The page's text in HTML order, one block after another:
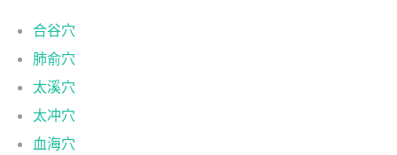
合谷穴
肺俞穴
太溪穴
太冲穴
血海穴